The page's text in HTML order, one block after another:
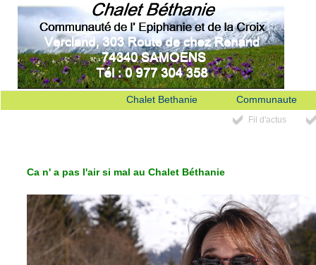
Chalet Bethanie Communaute
Fil d'actus
Ca n' a pas l'air si mal au Chalet Béthanie